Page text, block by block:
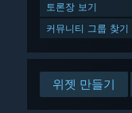
토론장 보기
커뮤니티 그룹 찾기
위젯 만들기